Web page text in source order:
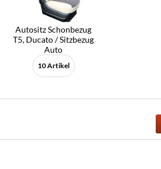
Autositz Schonbezug
T5, Ducato / Sitzbezug
Auto
10 Artikel